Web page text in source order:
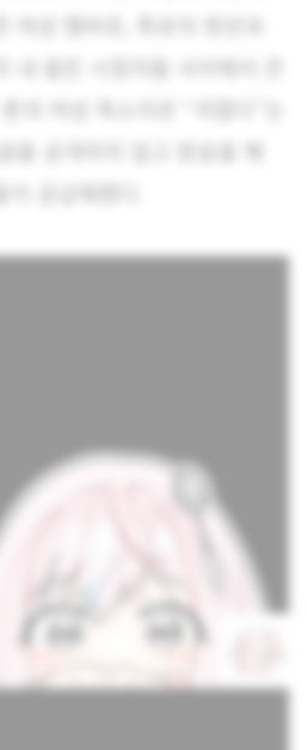
내 젊은 시청자들 사이에서 큰
의 여성 목소리로 “귀엽다”는
을 공개하지 않고 방송을 해
궁금해했다.